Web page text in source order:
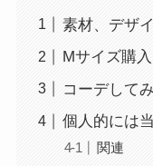
素材、デザ
Mサイズ購
コーデして
個人的には
関連